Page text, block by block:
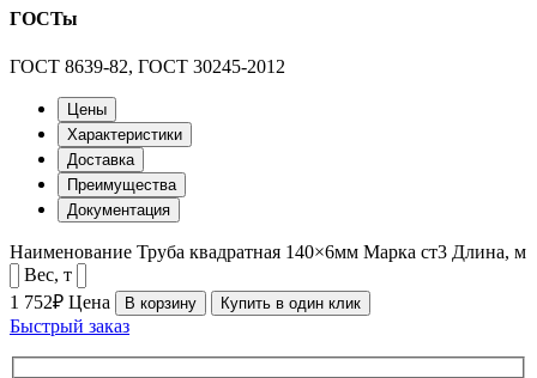
ГОСТы
ГОСТ 8639-82, ГОСТ 30245-2012
Цены
Характеристики
Доставка
Преимущества
Документация
Наименование Труба квадратная 140×6мм Марка ст3 Длина, м
Вес, т
1 752₽ Цена В корзину Купить в один клик
Быстрый заказ